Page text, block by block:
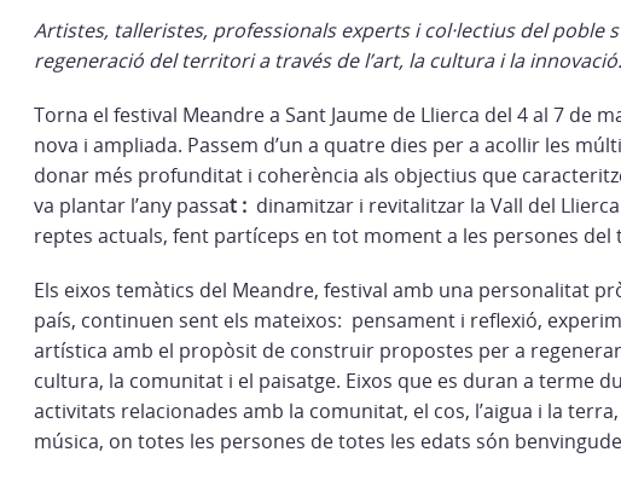
Artistes, talleristes, professionals experts i col·lectius del poble
regeneració del territori a través de l’art, la cultura i la innovació.
Torna el festival Meandre a Sant Jaume de Llierca del 4 al 7 de
nova i ampliada. Passem d’un a quatre dies per a acollir les
donar més profunditat i coherència als objectius que
va plantar l’any passat : dinamitzar i revitalitzar la Vall del
reptes actuals, fent partíceps en tot moment a les persones
Els eixos temàtics del Meandre, festival amb una personalitat
país, continuen sent els mateixos: pensament i reflexió,
artística amb el propòsit de construir propostes per a
cultura, la comunitat i el paisatge. Eixos que es duran a terme
activitats relacionades amb la comunitat, el cos, l’aigua i la
música, on totes les persones de totes les edats són